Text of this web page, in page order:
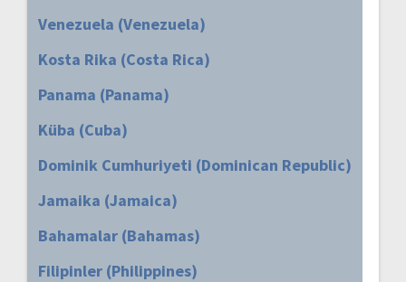
Venezuela (Venezuela)
Kosta Rika (Costa Rica)
Panama (Panama)
Küba (Cuba)
Dominik Cumhuriyeti (Dominican Republic)
Jamaika (Jamaica)
Bahamalar (Bahamas)
Filipinler (Philippines)